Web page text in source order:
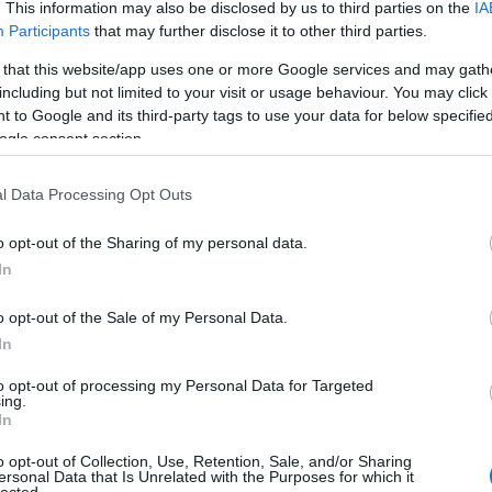
This information may also be disclosed by us to third parties on the
Participants that may further disclose it to other third parties.
that this website/app uses one or more Google services and may
but not limited to your visit or usage behaviour. You may
to Google and its third-party tags to use your data for below
consent section.
Data Processing Opt Outs
opt-out of the Sharing of my personal data.
opt-out of the Sale of my Personal Data.
opt-out of processing my Personal Data for Targeted
opt-out of Collection, Use, Retention, Sale, and/or Sharing
Data that Is Unrelated with the Purposes for which it
1
(
ár
)